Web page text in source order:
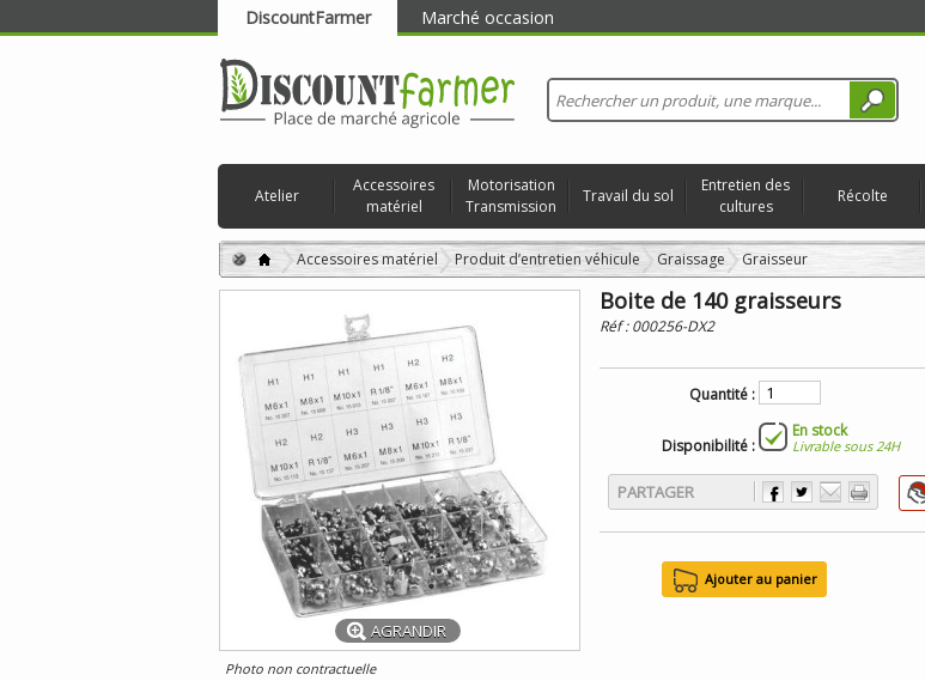
DiscountFarmer Marché occasion
RECHERCHER
Atelier
Accessoires
matériel
Motorisation
Transmission
Travail du sol
Entretien des
cultures
Récolte
Accessoires matériel Produit d’entretien véhicule Graissage Graisseur
AGRANDIR
Photo non contractuelle
Boite de 140 graisseurs
Réf :000256-DX2
Quantité :
Disponibilité :
En stock
Livrable sous 24H
PARTAGER